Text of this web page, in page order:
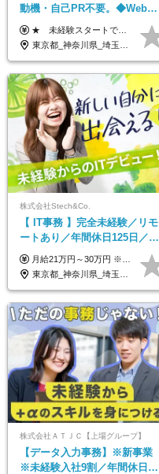
動機・自己PR不要。◆Web面
談OK◆完全週休2日◆年収700
万円可/p13
★ 未経験スタートでも月収40万円以上も目指せます！ ★ ★ 試用期間6か月あり／給与・待遇に変更なし ★ ＼パターン①orパターン②で給与形態の選択が可能／ ＜パターン①＞ 月給+交通費+（残業代は全額別途支給） 【首都圏・関東・北信越】 月給30.0万円以上 【関西】 月給27.5万円以上 【中部】 月給26.5万円以上 【東北】 月給24.5万円以上 【北海道】 月給24.0万円以上 【九州・中四国】 月給25.5万円以上 ＜パターン②＞ 月給（固定残業代20H含む）+交通費+賞与年2回+残業代 （※20H場合を超過した場合は全額別途支給） 【首都圏・関東・北信越】 月給25.0万円以上 【関 西・中部】 月給24.5万円以上 【東 北・北海道・九州・中四国】 月給23.5万円以上 ※上記給与には固定残業代（月20H分）を含みます 固定残業代は残業の有無に関わらず支給し、超過分は別途全額支給いたします ①②の給与形態はご本人様と相談の上、最終的に会社が決定いたします （内定時に通知） ■給与改定年1回 ■(※)賞与年2回（昨年度支給実績2回／頑張りを評価） (※)支給条件に規定あり
東京都_神奈川県_埼玉県_千葉県_大阪府_愛知県_北海道_青森県_岩手県_宮城県_秋田県_山形県_福島県_茨城県_栃木県_群馬県_新潟県_山梨県_長野県_富山県_石川県_福井県_静岡県_岐阜県_三重県_兵庫県_京都府_滋賀県_奈良県_和歌山県_広島県_岡山県_鳥取県_島根県_山口県_徳島県_香川県_愛媛県_高知県_福岡県_佐賀県_長崎県_大分県_宮崎県_鹿児島県_沖縄県
株式会社Stech&Co.
【 IT事務 】完全未経験／リモ
ートあり／年間休日125日／残
業なし／産休育休あり／服
装・髪型自由／毎年昇給
月給21万円～30万円 ※試用期間3ヶ月間の待遇に変動はありません。 ※みなし残業代(月20時間分29,725円～)を含む。（※超過分は追加支給）
東京都_神奈川県_埼玉県_千葉県_大阪府_愛知県_北海道_青森県_岩手県_宮城県_秋田県_山形県_福島県_茨城県_栃木県_群馬県_新潟県_山梨県_長野県_富山県_石川県_福井県_静岡県_岐阜県_三重県_兵庫県_京都府_滋賀県_奈良県_和歌山県_広島県_岡山県_鳥取県_島根県_山口県_徳島県_香川県_愛媛県_高知県_福岡県_熊本県_佐賀県_長崎県_大分県_宮崎県_鹿児島県_沖縄県
株式会社ＡＴＪＣ【上場グループ】
【データ入力事務】※新事業
※未経験入社9割／年間休日